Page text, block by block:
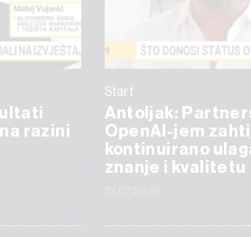
razini
Start
Antoljak:
OpenAI-jem
kontinuirano
znanje i kvalitetu